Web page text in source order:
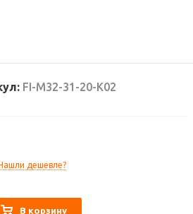
FI-M32-31-20-K02
Нашли дешевле?
В корзину